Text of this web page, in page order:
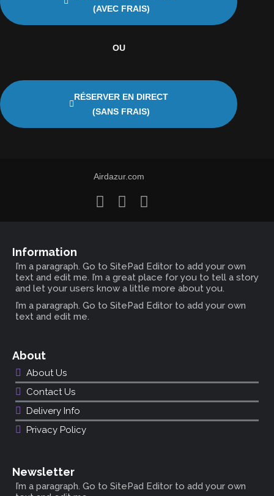
(AVEC FRAIS)
OU
RÉSERVER EN DIRECT
(SANS FRAIS)
Airdazur.com
Information
I’m a paragraph. Go to SitePad Editor to add your own
text and edit me. I’m a great place for you to tell a story
and let your users know a little more about you.
I’m a paragraph. Go to SitePad Editor to add your own
text and edit me.
About
About Us
Contact Us
Delivery Info
Privacy Policy
Newsletter
I’m a paragraph. Go to SitePad Editor to add your own